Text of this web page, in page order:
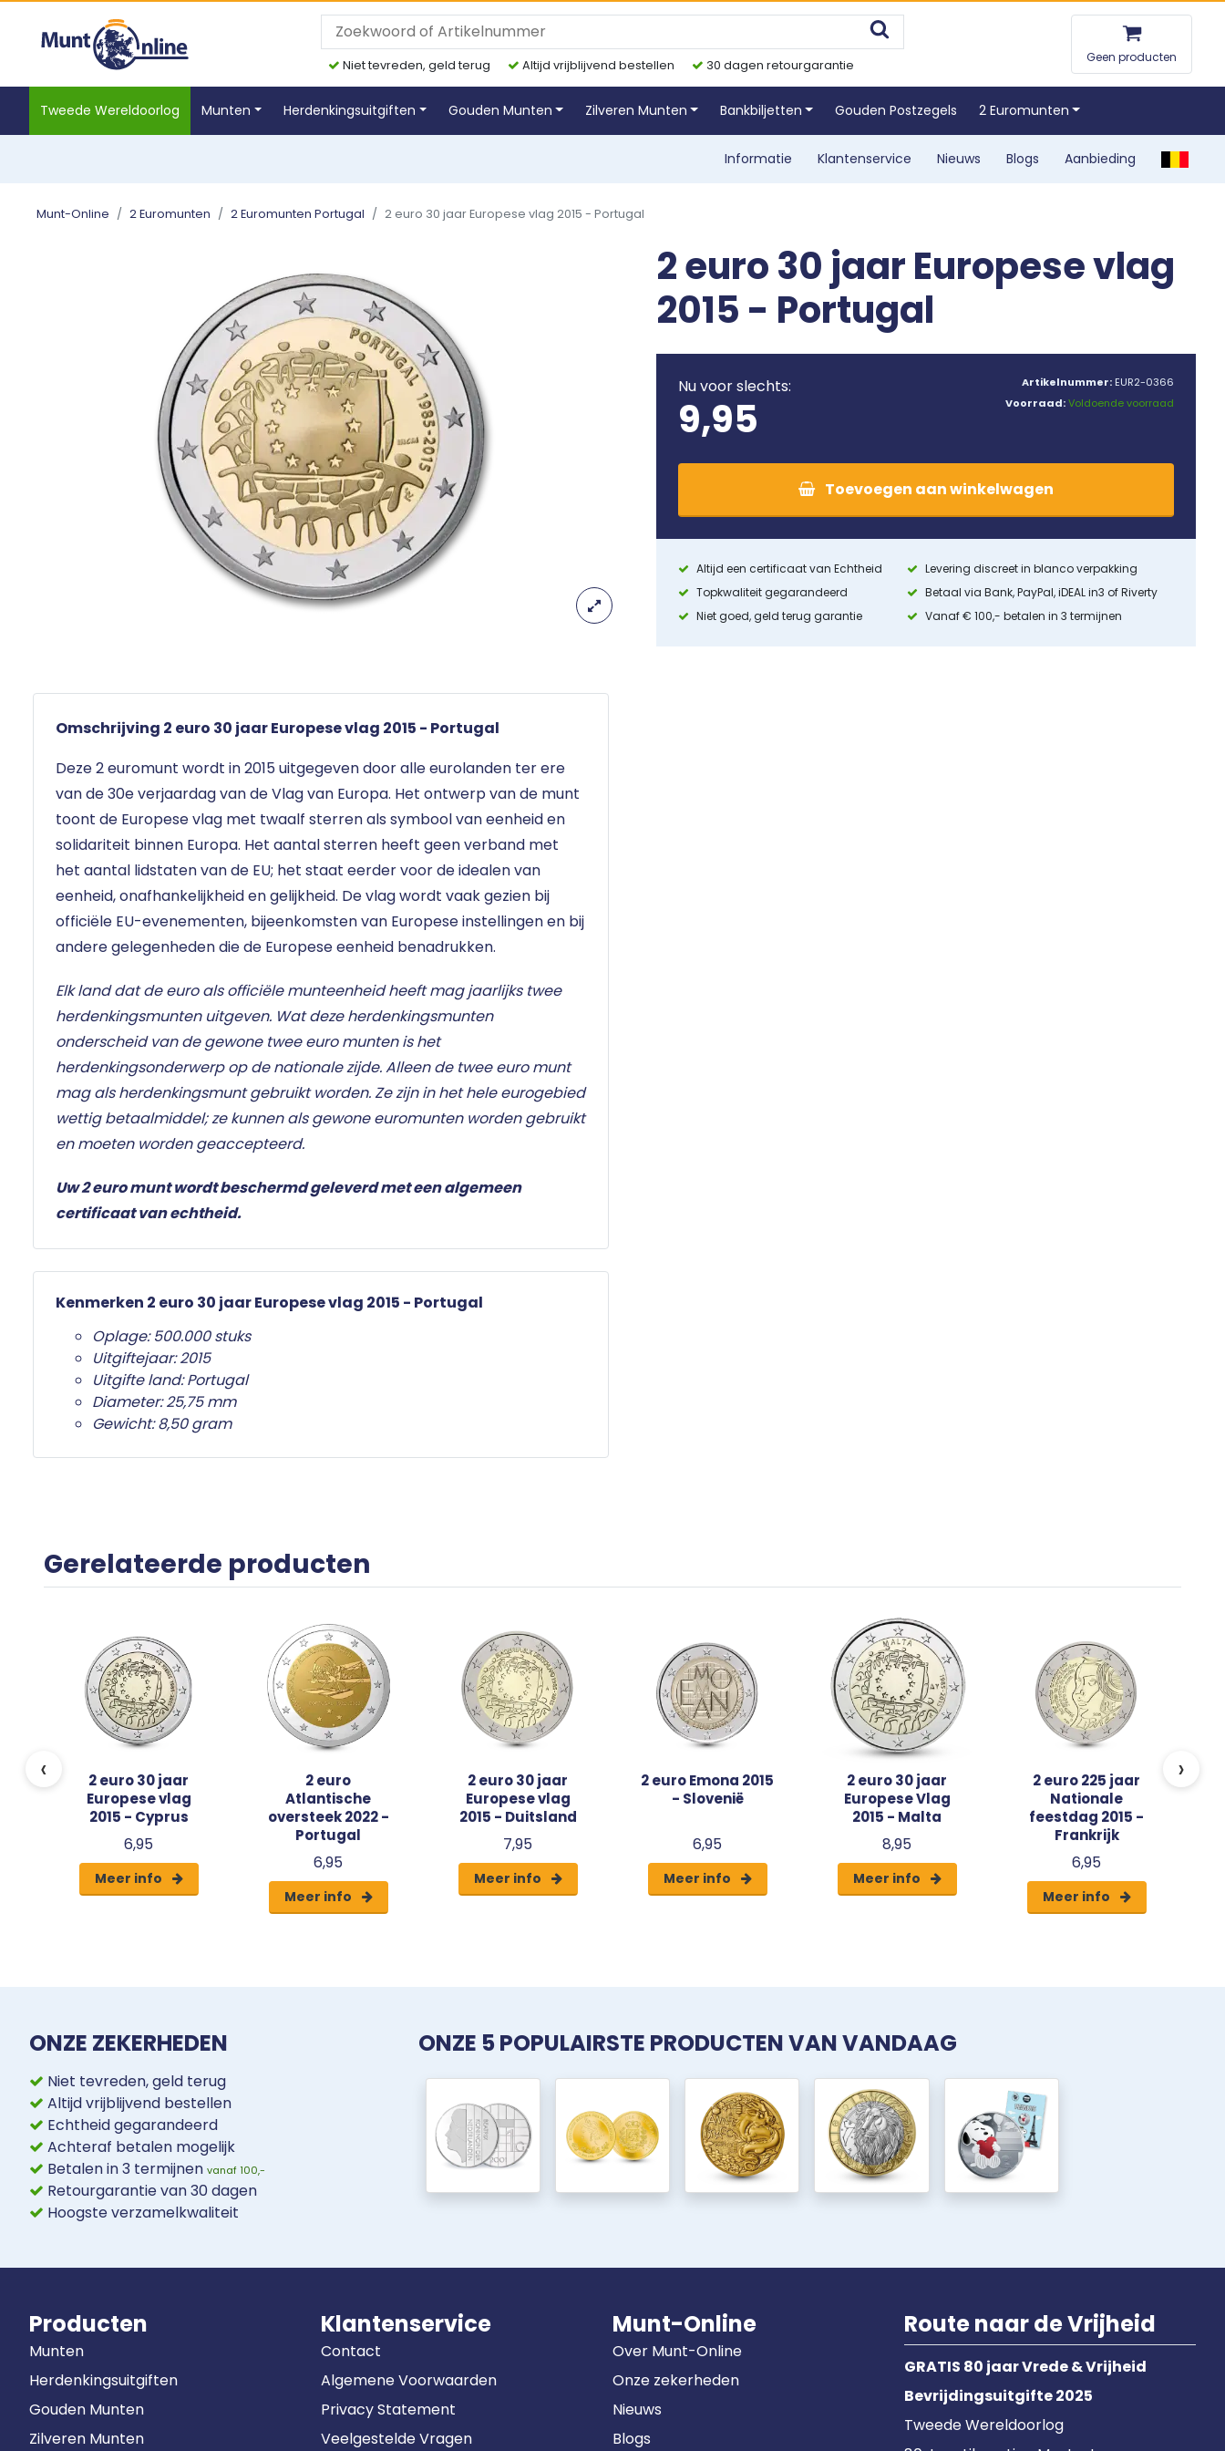
Niet tevreden, geld terug Altijd vrijblijvend bestellen 30 dagen retourgarantie
Geen producten
Tweede Wereldoorlog Munten Herdenkingsuitgiften Gouden Munten Zilveren Munten Bankbiljetten Gouden Postzegels 2 Euromunten
Informatie Klantenservice Nieuws Blogs Aanbieding
Munt-Online 2 Euromunten 2 Euromunten Portugal 2 euro 30 jaar Europese vlag 2015 - Portugal
Omschrijving 2 euro 30 jaar Europese vlag 2015 - Portugal
Deze 2 euromunt wordt in 2015 uitgegeven door alle eurolanden ter ere
van de 30e verjaardag van de Vlag van Europa. Het ontwerp van de munt
toont de Europese vlag met twaalf sterren als symbool van eenheid en
solidariteit binnen Europa. Het aantal sterren heeft geen verband met
het aantal lidstaten van de EU; het staat eerder voor de idealen van
eenheid, onafhankelijkheid en gelijkheid. De vlag wordt vaak gezien bij
officiële EU-evenementen, bijeenkomsten van Europese instellingen en bij
andere gelegenheden die de Europese eenheid benadrukken.
Elk land dat de euro als officiële munteenheid heeft mag jaarlijks twee
herdenkingsmunten uitgeven. Wat deze herdenkingsmunten
onderscheid van de gewone twee euro munten is het
herdenkingsonderwerp op de nationale zijde. Alleen de twee euro munt
mag als herdenkingsmunt gebruikt worden. Ze zijn in het hele eurogebied
wettig betaalmiddel; ze kunnen als gewone euromunten worden gebruikt
en moeten worden geaccepteerd.
Uw 2 euro munt wordt beschermd geleverd met een algemeen
certificaat van echtheid.
Kenmerken 2 euro 30 jaar Europese vlag 2015 - Portugal
Oplage: 500.000 stuks
Uitgiftejaar: 2015
Uitgifte land: Portugal
Diameter: 25,75 mm
Gewicht: 8,50 gram
2 euro 30 jaar Europese vlag
2015 - Portugal
Nu voor slechts:
9,95
Artikelnummer: EUR2-0366
Voorraad:Voldoende voorraad
Toevoegen aanwinkelwagen
Altijd een certificaat van Echtheid
Topkwaliteit gegarandeerd
Niet goed, geld terug garantie
Levering discreet in blanco verpakking
Betaal via Bank, PayPal, iDEAL in3 of Riverty
Vanaf € 100,- betalen in 3 termijnen
Gerelateerde producten
‹
2 euro 30 jaar
Europese vlag
2015 - Cyprus
6,95
Meer info
2 euro
Atlantische
oversteek 2022 -
Portugal
6,95
Meer info
2 euro 30 jaar
Europese vlag
2015 - Duitsland
7,95
Meer info
2 euro Emona 2015
- Slovenië
6,95
Meer info
2 euro 30 jaar
Europese Vlag
2015 - Malta
8,95
Meer info
2 euro 225 jaar
Nationale
feestdag 2015 -
Frankrijk
6,95
Meer info
›
ONZE ZEKERHEDEN
Niet tevreden, geld terug
Altijd vrijblijvend bestellen
Echtheid gegarandeerd
Achteraf betalen mogelijk
Betalen in 3 termijnen vanaf 100,-
Retourgarantie van 30 dagen
Hoogste verzamelkwaliteit
ONZE 5 POPULAIRSTE PRODUCTEN VAN VANDAAG
Producten
Munten
Herdenkingsuitgiften
Gouden Munten
Zilveren Munten
Klantenservice
Contact
Algemene Voorwaarden
Privacy Statement
Veelgestelde Vragen
Munt-Online
Over Munt-Online
Onze zekerheden
Nieuws
Blogs
Route naar de Vrijheid
GRATIS 80 jaar Vrede & Vrijheid
Bevrijdingsuitgifte 2025
Tweede Wereldoorlog